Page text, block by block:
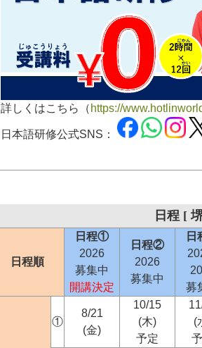
詳しくはこちら（ https://
日本語研修公式SNS：
日程 [
日程順
日程①
2026
募集中
開講決定
日程②
2026
募集中
募
①
8/21
(金)
10/15
(木)
予定
(